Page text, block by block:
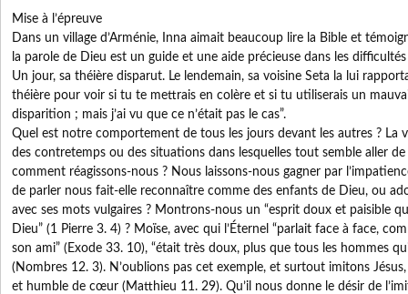
Mise à l’épreuve
Dans un village d’Arménie, Inna aimait beaucoup lire la Bible et
la parole de Dieu est un guide et une aide précieuse dans les
Un jour, sa théière disparut. Le lendemain, sa voisine Seta la lui
théière pour voir si tu te mettrais en colère et si tu utiliserais un
disparition ; mais j’ai vu que ce n’était pas le cas”.
Quel est notre comportement de tous les jours devant les autres ? La
des contretemps ou des situations dans lesquelles tout semble aller
comment réagissons-nous ? Nous laissons-nous gagner par
de parler nous fait-elle reconnaître comme des enfants de Dieu, ou
avec ses mots vulgaires ? Montrons-nous un “esprit doux et paisible
Dieu” (1 Pierre 3. 4) ? Moïse, avec qui l’Éternel “parlait face à face,
son ami” (Exode 33. 10), “était très doux, plus que tous les hommes
(Nombres 12. 3). N’oublions pas cet exemple, et surtout imitons
et humble de cœur (Matthieu 11. 29). Qu’il nous donne le désir de